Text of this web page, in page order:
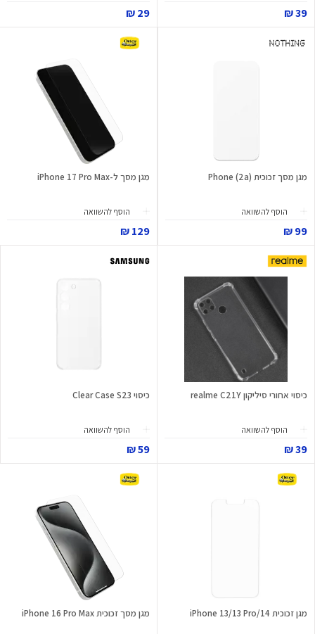
39 ₪
29 ₪
מגן מסך זכוכית Phone (2a)
הוסף להשוואה
99 ₪
מגן מסך ל-iPhone 17 Pro Max
הוסף להשוואה
129 ₪
כיסוי אחורי סיליקון realme C21Y
הוסף להשוואה
39 ₪
כיסוי Clear Case S23
הוסף להשוואה
59 ₪
מגן זכוכית iPhone 13/13 Pro/14 מגן מסך זכוכית iPhone 16 Pro Max